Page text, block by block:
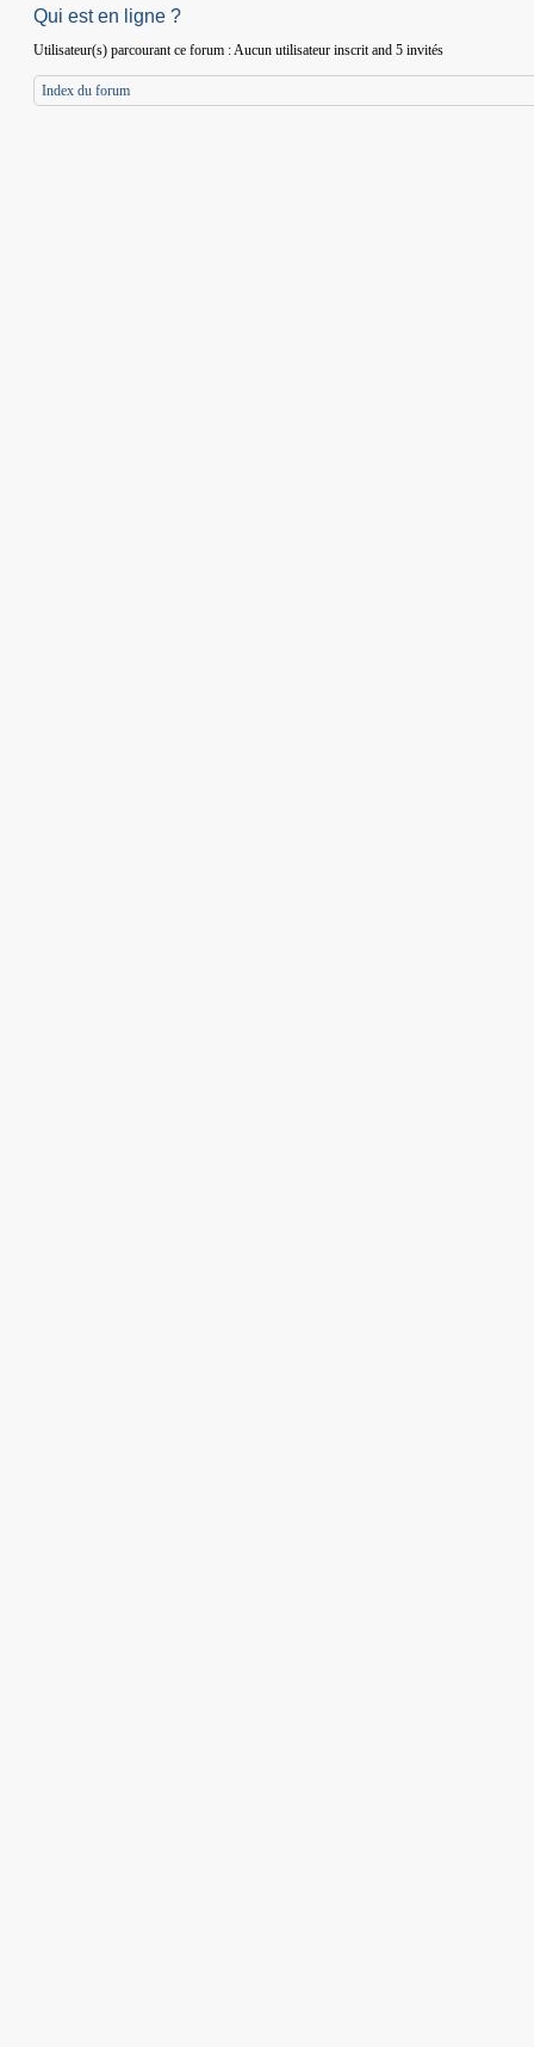
Qui est en ligne ?
Utilisateur(s) parcourant ce forum : Aucun utilisateur inscrit and 5 invités
Index du forum